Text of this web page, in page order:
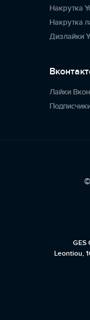
Накрутка
Накрутка
Дизлайки
Лайки
GES
Leontiou,
Кто-